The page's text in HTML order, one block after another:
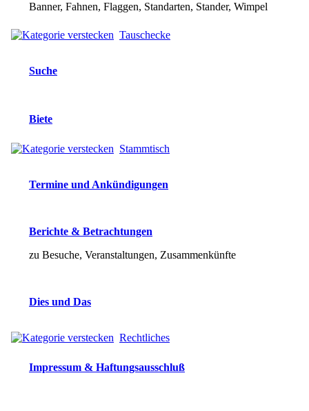
Banner, Fahnen, Flaggen, Standarten, Stander, Wimpel
Tauschecke
Suche
Biete
Stammtisch
Termine und Ankündigungen
Berichte & Betrachtungen
zu Besuche, Veranstaltungen, Zusammenkünfte
Dies und Das
Rechtliches
Impressum & Haftungsausschluß